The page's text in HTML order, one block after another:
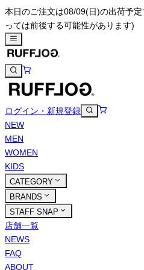
本日のご注文は08/09(日)の出荷予定
っては前後する可能性があります)
ログイン・新規登録
NEW
MEN
WOMEN
KIDS
CATEGORY
BRANDS
STAFF SNAP
店舗一覧
NEWS
FAQ
ABOUT